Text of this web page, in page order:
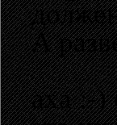
А
аха :-)